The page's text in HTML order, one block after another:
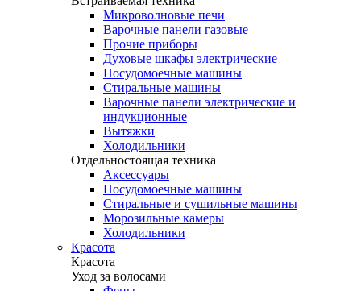
Микроволновые печи
Варочные панели газовые
Прочие приборы
Духовые шкафы электрические
Посудомоечные машины
Стиральные машины
Варочные панели электрические и
индукционные
Вытяжки
Холодильники
Отдельностоящая техника
Аксессуары
Посудомоечные машины
Стиральные и сушильные машины
Морозильные камеры
Холодильники
Красота
Красота
Уход за волосами